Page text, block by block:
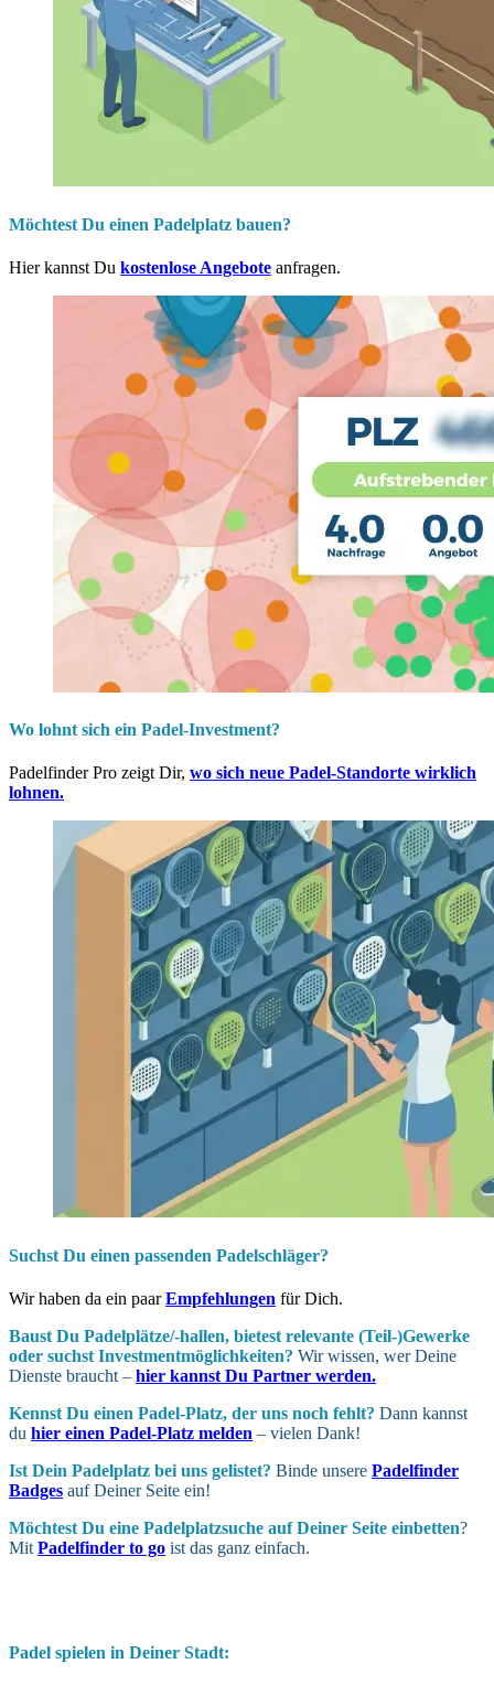
Möchtest Du einen Padelplatz bauen?
Hier kannst Du kostenlose Angebote anfragen.
Wo lohnt sich ein Padel-Investment?
Padelfinder Pro zeigt Dir, wo sich neue Padel-Standorte wirklich
lohnen.
Suchst Du einen passenden Padelschläger?
Wir haben da ein paarEmpfehlungen für Dich.
Baust Du Padel­plätze/-hallen, bietest relevante (Teil-)Gewerke
oder suchst In­vest­ment­möglich­keiten? Wir wissen, wer Deine
Dienste braucht – hier kannst Du Partner werden.
Kennst Du einen Padel-Platz, der uns noch fehlt? Dann kannst
du hier einen Padel-Platz melden – vielen Dank!
Ist Dein Padel­platz bei uns gelistet? Binde unsere Padelfinder
Badges auf Deiner Seite ein!
Möchtest Du eine Padel­platz­suche auf Deiner Seite ein­betten?
Mit Padelfinder to go ist das ganz einfach.
Padel spielen in Deiner Stadt: